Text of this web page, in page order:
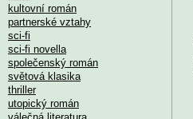
kultovní román
partnerské vztahy
sci-fi
sci-fi novella
společenský román
světová klasika
thriller
utopický román